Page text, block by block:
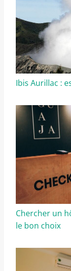
Ibis Aurillac :
Chercher un
le bon choix